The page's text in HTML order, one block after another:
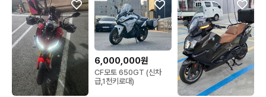
6,000,000원
CF모토 650GT (신차
급,1천키로대)